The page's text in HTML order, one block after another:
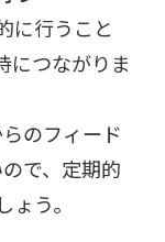
に行うこと
につながりま
のフィード
で、定期的
う。